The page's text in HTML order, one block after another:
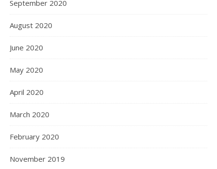
September 2020
August 2020
June 2020
May 2020
April 2020
March 2020
February 2020
November 2019